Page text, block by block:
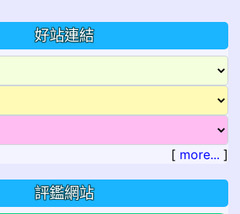
好站連結
[ more... ]
評鑑網站